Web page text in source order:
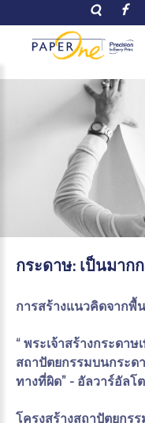
กระดาษ: เป็นมาก
การสร้างแนวคิดจากพื้
“ พระเจ้าสร้างกระดา
สถาปัตยกรรมบนกระด
ทางที่ผิด” - อัลวาร์อัลโต
โครงสร้างสถาปัตยกร